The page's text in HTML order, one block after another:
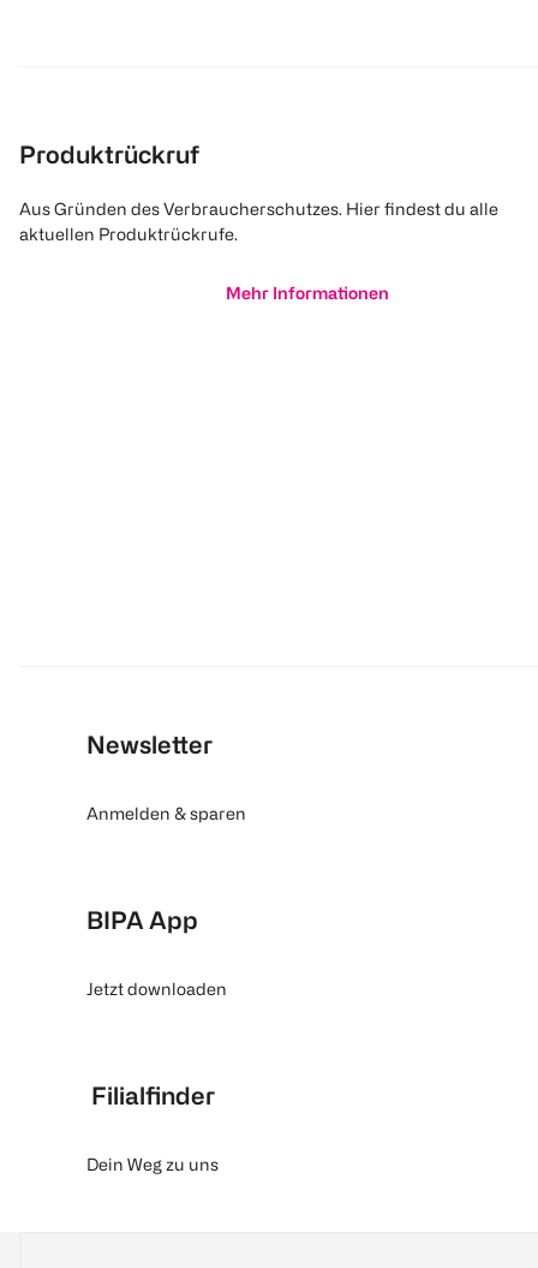
Produktrückruf
Aus Gründen des Verbraucherschutzes. Hier findest du alle
aktuellen Produktrückrufe.
Mehr Informationen
Newsletter
Anmelden & sparen
BIPA App
Jetzt downloaden
Filialfinder
Dein Weg zu uns